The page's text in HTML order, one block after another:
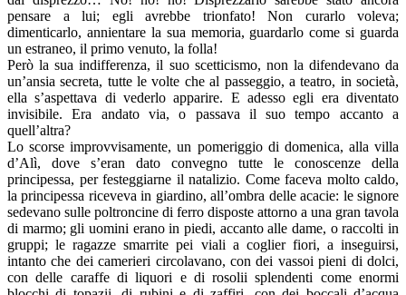
pensare a lui; egli avrebbe trionfato! Non curarlo voleva;
dimenticarlo, annientare la sua memoria, guardarlo come si guarda
un estraneo, il primo venuto, la folla!
Però la sua indifferenza, il suo scetticismo, non la difendevano da
un’ansia secreta, tutte le volte che al passeggio, a teatro, in società,
ella s’aspettava di vederlo apparire. E adesso egli era diventato
invisibile. Era andato via, o passava il suo tempo accanto a
quell’altra?
Lo scorse improvvisamente, un pomeriggio di domenica, alla villa
d’Alì, dove s’eran dato convegno tutte le conoscenze della
principessa, per festeggiarne il natalizio. Come faceva molto caldo,
la principessa riceveva in giardino, all’ombra delle acacie: le signore
sedevano sulle poltroncine di ferro disposte attorno a una gran tavola
di marmo; gli uomini erano in piedi, accanto alle dame, o raccolti in
gruppi; le ragazze smarrite pei viali a coglier fiori, a inseguirsi,
intanto che dei camerieri circolavano, con dei vassoi pieni di dolci,
con delle caraffe di liquori e di rosolii splendenti come enormi